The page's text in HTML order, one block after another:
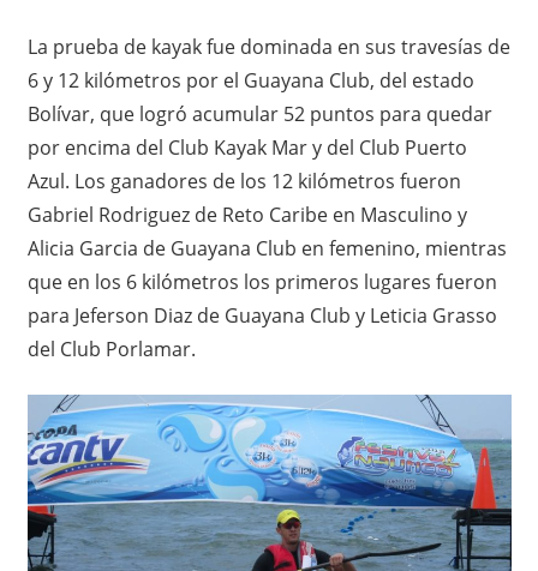
La prueba de kayak fue dominada en sus travesías de
6 y 12 kilómetros por el Guayana Club, del estado
Bolívar, que logró acumular 52 puntos para quedar
por encima del Club Kayak Mar y del Club Puerto
Azul. Los ganadores de los 12 kilómetros fueron
Gabriel Rodriguez de Reto Caribe en Masculino y
Alicia Garcia de Guayana Club en femenino, mientras
que en los 6 kilómetros los primeros lugares fueron
para Jeferson Diaz de Guayana Club y Leticia Grasso
del Club Porlamar.